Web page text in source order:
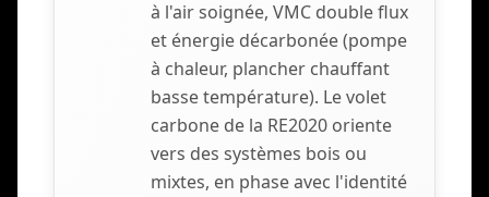
à l'air soignée, VMC double flux
et énergie décarbonée (pompe
à chaleur, plancher chauffant
basse température). Le volet
carbone de la RE2020 oriente
vers des systèmes bois ou
mixtes, en phase avec l'identité